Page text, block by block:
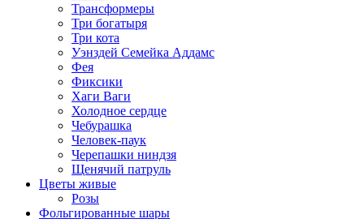
Трансформеры
Три богатыря
Три кота
Уэнздей Семейка Аддамс
Фея
Фиксики
Хаги Ваги
Холодное сердце
Чебурашка
Человек-паук
Черепашки ниндзя
Щенячий патруль
Цветы живые
Розы
Фольгированные шары